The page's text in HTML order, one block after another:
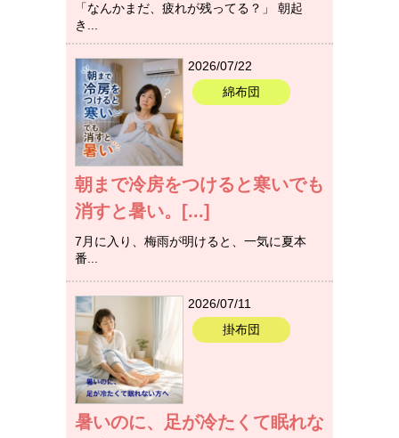
「なんかまだ、疲れが残ってる？」 朝起
き...
2026/07/22
綿布団
朝まで冷房をつけると寒いでも
消すと暑い。[...]
7月に入り、梅雨が明けると、一気に夏本
番...
2026/07/11
掛布団
暑いのに、足が冷たくて眠れな